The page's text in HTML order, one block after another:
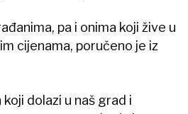
pa i onima koji žive u
cijenama, poručeno je iz
dolazi u naš grad i